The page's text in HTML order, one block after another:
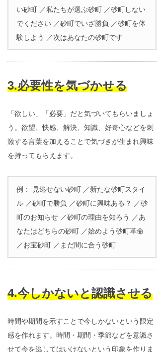
い砂町 ／私たちが選ぶ砂町 ／砂町しない
でください ／砂町でいざ勝負 ／砂町を体
験しよう ／次はあなたの砂町です
3.必要性を気づかせる
「欲しい」「必要」だと気づいてもらいましょ
う。欲望、快感、解決、知識、好奇心などを刺
激する言葉を加えることで気づきが生まれ興味
を持ってもらえます。
例： 見逃せない砂町 ／新たな砂町スタイ
ル ／砂町で勝負 ／砂町に興味ある？ ／砂
町のお知らせ ／砂町の理由を知ろう ／あ
なたはどちらの砂町 ／始めよう砂町革命
／お宝砂町 ／まだ間に合う砂町
4.今しかないと認識させる
時間や期間を示すことで今しかないという限定
感を作れます。時間・期間・季節などを意識さ
せて今を逃してはいけないという印象を作りま